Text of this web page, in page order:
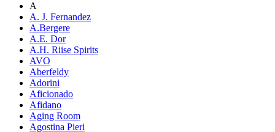
A
A. J. Fernandez
A.Bergere
A.E. Dor
A.H. Riise Spirits
AVO
Aberfeldy
Adorini
Aficionado
Afidano
Aging Room
Agostina Pieri